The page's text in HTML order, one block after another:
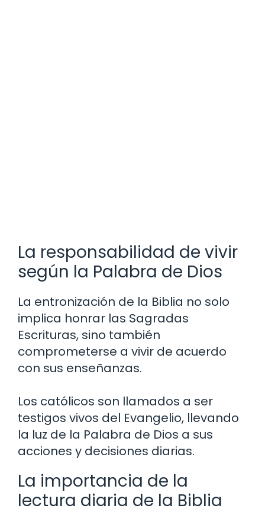
La responsabilidad de vivir
según la Palabra de Dios
La entronización de la Biblia no solo
implica honrar las Sagradas
Escrituras, sino también
comprometerse a vivir de acuerdo
con sus enseñanzas.
Los católicos son llamados a ser
testigos vivos del Evangelio, llevando
la luz de la Palabra de Dios a sus
acciones y decisiones diarias.
La importancia de la
lectura diaria de la Biblia